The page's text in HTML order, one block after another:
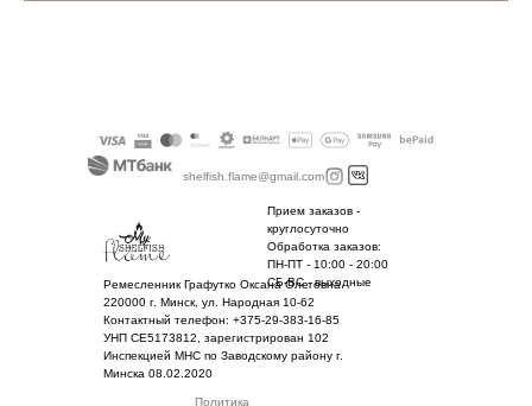
Политика
shelfish.flame@gmail.com
Прием заказов -
круглосуточно
Обработка заказов:
ПН-ПТ - 10:00 - 20:00
СБ-ВС - выходные
Ремесленник Графутко Оксана Олеговна
220000 г. Минск, ул. Народная 10-62
Контактный телефон: +375-29-383-16-85
УНП CE5173812, зарегистрирован 102
Инспекцией МНС по Заводскому району г.
Минска 08.02.2020